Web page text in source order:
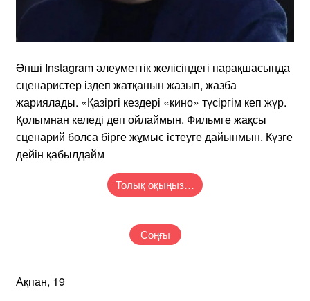
Әнші Instagram әлеуметтік желісіндегі парақшасында
сценаристер іздеп жатқанын жазып, жазба
жариялады. «Қазіргі кездері «кино» түсіргім кеп жүр.
Қолымнан келеді деп ойлаймын. Фильмге жақсы
сценарий болса бірге жұмыс істеуге дайынмын. Күзге
дейін қабылдайм
Толық оқыңыз…
Соңғы
Ақпан, 19